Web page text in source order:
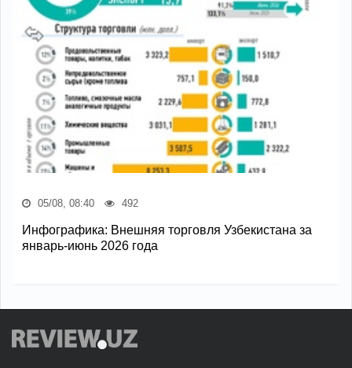
05/08, 08:40 492
Инфографика: Внешняя торговля Узбекистана за
январь-июнь 2026 года